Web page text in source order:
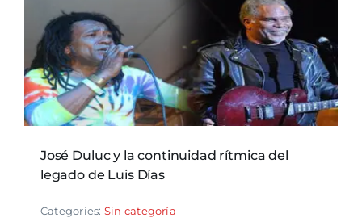
José Duluc y la continuidad rítmica del
legado de Luis Días
Categories: Sin categoría